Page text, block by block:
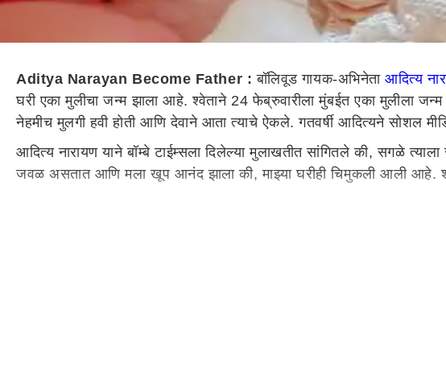
Aditya Narayan Become Father : बॉलिवूड गायक-अभिनेताआदित्य
घरी एका मुलीचा जन्म झाला आहे. श्वेताने 24 फेब्रुवारीला मुंबईत एका मुलीला
नेहमीच मुलगी हवी होती आणि देवाने आता त्याचे ऐकले. गतवर्षी आदित्यने सोशल
आदित्य नारायण याने बॉम्बे टाईम्सला दिलेल्या मुलाखतीत सांगितले की, सगळे
जवळ असतात आणि मला खूप आनंद झाला की, माझ्या घरीही चिमुकली आली